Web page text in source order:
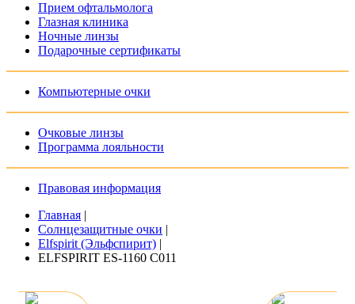
Прием офтальмолога
Глазная клиника
Ночные линзы
Подарочные сертификаты
Компьютерные очки
Очковые линзы
Программа лояльности
Правовая информация
Главная |
Солнцезащитные очки |
Elfspirit (Эльфспирит) |
ELFSPIRIT ES-1160 C011